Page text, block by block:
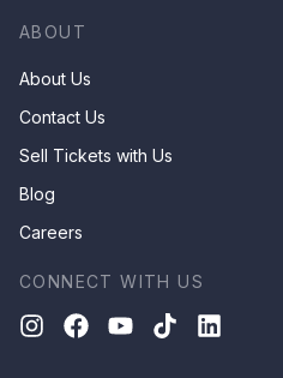
ABOUT
About Us
Contact Us
Sell Tickets with Us
Blog
Careers
CONNECT WITH US